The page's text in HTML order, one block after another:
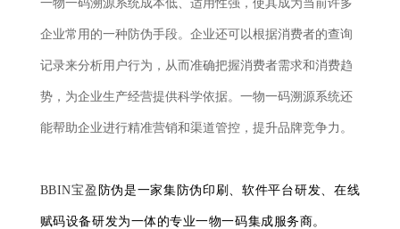
一物一码溯源系统成本低、适用性强，使其成为当前许多
企业常用的一种防伪手段。企业还可以根据消费者的查询
记录来分析用户行为，从而准确把握消费者需求和消费趋
势，为企业生产经营提供科学依据。一物一码溯源系统还
能帮助企业进行精准营销和渠道管控，提升品牌竞争力。
BBIN宝盈 防伪是一家集防伪印刷、软件平台研发、在线
赋码设备研发为一体的专业一物一码集成服务商。